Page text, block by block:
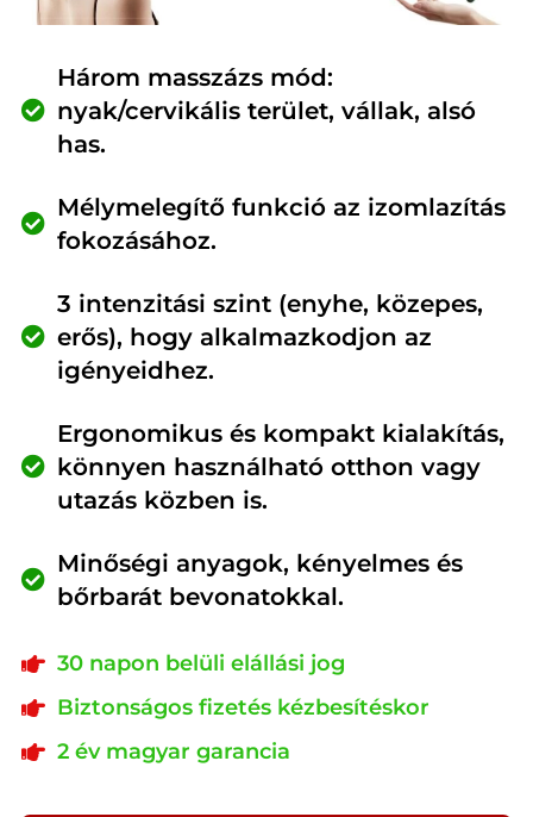
Három masszázs mód:
nyak/cervikális terület, vállak, alsó
has.
Mélymelegítő funkció az izomlazítás
fokozásához.
3 intenzitási szint (enyhe, közepes,
erős), hogy alkalmazkodjon az
igényeidhez.
Ergonomikus és kompakt kialakítás,
könnyen használható otthon vagy
utazás közben is.
Minőségi anyagok, kényelmes és
bőrbarát bevonatokkal.
30 napon belüli elállási jog
Biztonságos fizetés kézbesítéskor
2 év magyar garancia